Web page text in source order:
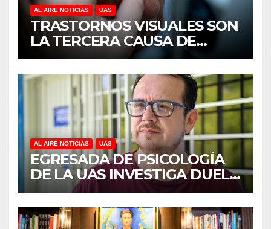
AL AIRE NOTICIAS UAS
TRASTORNOS VISUALES SON
LA TERCERA CAUSA DE
DISCAPACIDAD EN MÉXICO,
REVELA ESTUDIO DEL
CIDOCS DE LA UAS
AL AIRE NOTICIAS UAS
EGRESADA DE PSICOLOGÍA
DE LA UAS INVESTIGA DUELO
ANTICIPADO Y SOBRECARGA
EN CUIDADORES DE
ADULTOS MAYORES